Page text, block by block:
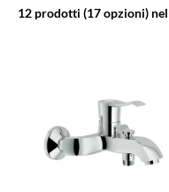
12 prodotti (17 opzioni)